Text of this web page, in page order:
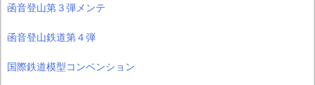
函音登山第３弾メンテ
函音登山鉄道第４弾
国際鉄道模型コンベンション